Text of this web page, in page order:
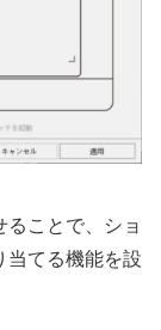
ることで、ショ
当てる機能を設